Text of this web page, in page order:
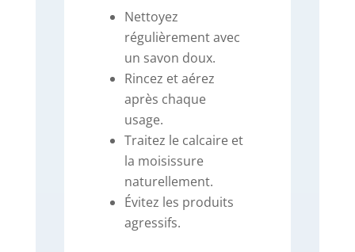
Nettoyez
régulièrement avec
un savon doux.
Rincez et aérez
après chaque
usage.
Traitez le calcaire et
la moisissure
naturellement.
Évitez les produits
agressifs.